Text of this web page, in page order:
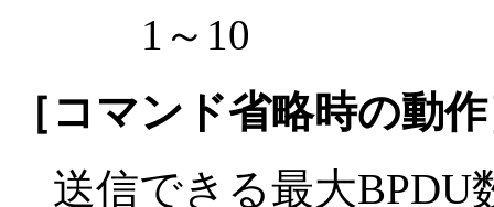
1～10
［コマンド省略時の動
送信できる最大BPDU